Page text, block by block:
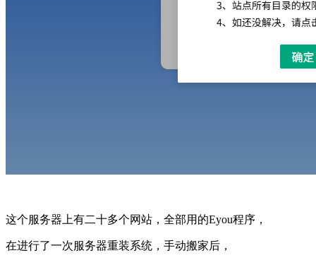
这个服务器上有二十多个网站，全部用的Eyou程序，
在进行了一次服务器重装系统，手动搬家后，